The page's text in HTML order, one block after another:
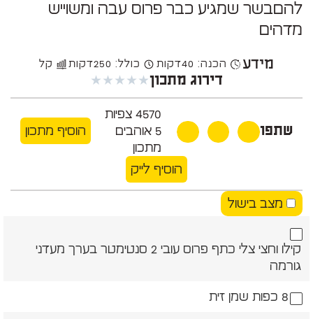
להםבשר שמגיע כבר פרוס עבה ומשוייש
מדהים
מידע הכנה: 40 דקות כולל: 250 דקות קל
דירוג מתכון★
★
★
★
★
שתפו
4570 צפיות
5 אוהבים
מתכון
הוסיף מתכון
הוסיף לייק
מצב בישול
קילו וחצי צלי כתף פרוס עובי 2 סנטימטר בערך מעדני
גורמה
8 כפות שמן זית